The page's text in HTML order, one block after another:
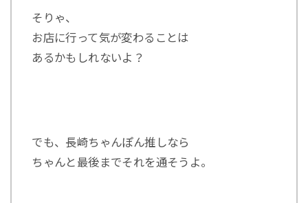
そりゃ、
お店に行って気が変わることは
あるかもしれないよ？
でも、長崎ちゃんぽん推しなら
ちゃんと最後までそれを通そうよ。